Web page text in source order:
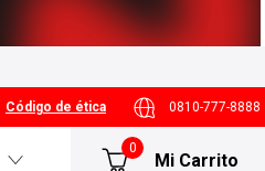
Código de ética 0810-777-8888
0